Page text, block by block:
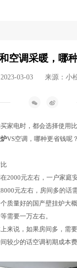
空调采暖，哪
2023-03-03 来源：小
电时，都会选择使用比
VS空调，哪种更省钱呢
元左右，一户家庭
元左右，房间多的话
量好的国产壁挂炉大概
需要一万左右。
说，如果房间多，需
较少的话空调初期成本费